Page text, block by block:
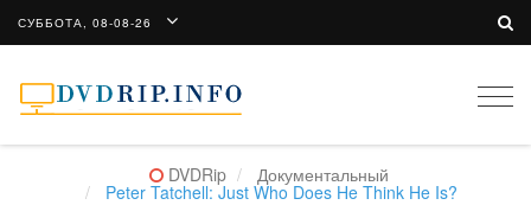
СУББОТА, 08-08-26
DVDRip Документальный
Peter Tatchell: Just Who Does He Think He Is?